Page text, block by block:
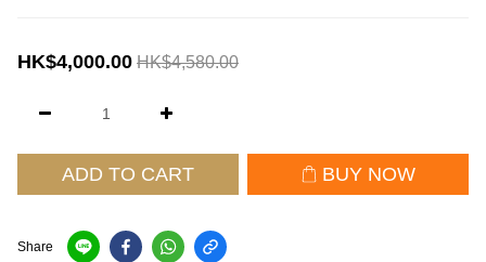
HK$4,000.00 HK$4,580.00
ADD TO CART BUY NOW
Share